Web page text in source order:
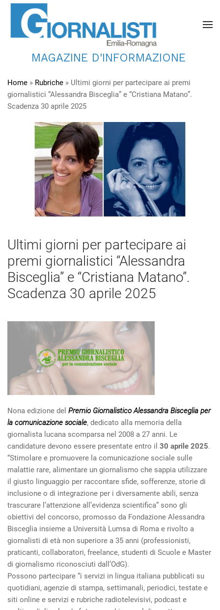
MAGAZINE D'INFORMAZIONE
Home » Rubriche » Ultimi giorni per partecipare ai premi
giornalistici “Alessandra Bisceglia” e “Cristiana Matano”.
Scadenza 30 aprile 2025
Ultimi giorni per partecipare ai
premi giornalistici “Alessandra
Bisceglia” e “Cristiana Matano”.
Scadenza 30 aprile 2025
Nona edizione del Premio Giornalistico Alessandra Bisceglia per
la comunicazione sociale, dedicato alla memoria della
giornalista lucana scomparsa nel 2008 a 27 anni. Le
candidature devono essere presentate entro il 30 aprile 2025.
“Stimolare e promuovere la comunicazione sociale sulle
malattie rare, alimentare un giornalismo che sappia utilizzare
il giusto linguaggio per raccontare sfide, sofferenze, storie di
inclusione o di integrazione per i diversamente abili, senza
trascurare l’attenzione all’evidenza scientifica” sono gli
obiettivi del concorso, promosso da Fondazione Alessandra
Bisceglia insieme a Università Lumsa di Roma e rivolto a
giornalisti di età non superiore a 35 anni (professionisti,
praticanti, collaboratori, freelance, studenti di Scuole e Master
di giornalismo riconosciuti dall’OdG).
Possono partecipare “i servizi in lingua italiana pubblicati su
quotidiani, agenzie di stampa, settimanali, periodici, testate e
siti online e servizi e rubriche radiotelevisivi, podcast e